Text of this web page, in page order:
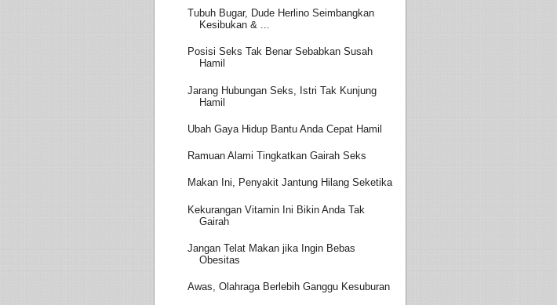
Tubuh Bugar, Dude Herlino Seimbangkan
Kesibukan & ...
Posisi Seks Tak Benar Sebabkan Susah
Hamil
Jarang Hubungan Seks, Istri Tak Kunjung
Hamil
Ubah Gaya Hidup Bantu Anda Cepat Hamil
Ramuan Alami Tingkatkan Gairah Seks
Makan Ini, Penyakit Jantung Hilang Seketika
Kekurangan Vitamin Ini Bikin Anda Tak
Gairah
Jangan Telat Makan jika Ingin Bebas
Obesitas
Awas, Olahraga Berlebih Ganggu Kesuburan